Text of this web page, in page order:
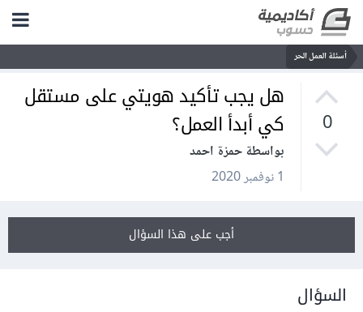
أسئلة العمل الحر
0
هل يجب تأكيد هويتي على مستقل
كي أبدأ العمل؟
بواسطة حمزة احمد
1 نوفمبر 2020
أجب على هذا السؤال
السؤال